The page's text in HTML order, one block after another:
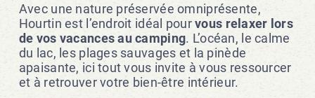
Avec une nature préservée omniprésente,
Hourtin est l’endroit idéal pourvous relaxer lors
de vos vacances au camping. L’océan, le calme
du lac, les plages sauvages et la pinède
apaisante, ici tout vous invite à vous ressourcer
et à retrouver votre bien-être intérieur.